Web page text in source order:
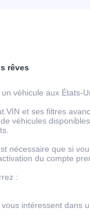
rêves
véhicule aux États-
et ses filtres
véhicules
nécessaire que si
du compte
:
intéressent dans